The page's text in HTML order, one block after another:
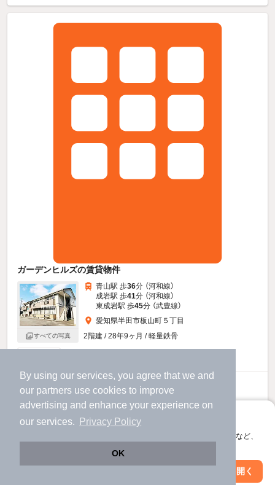
By using our services, you agree that we and
our partners use cookies to improve
advertising and enhance your experience on
our services.
Privacy Policy
OK
アプリに切り替えて、サクサクお部屋探し
会員登録なしですぐ使える。マップ検索やお気に入り保存など、
アプリを開く
ガーデンヒルズの賃貸物件
すべての写真
青山駅 歩36分 （河和線）
成岩駅 歩41分 （河和線）
東成岩駅 歩45分 （武豊線）
愛知県半田市板山町５丁目
2階建 / 28年9ヶ月 / 軽量鉄骨
4.5万円
（管理費3,000円）
敷 不要 礼 不要
ほか提供
絞り込み条件を変更